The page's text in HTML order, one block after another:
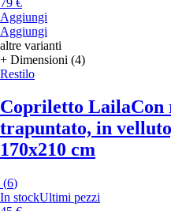
Aggiungi
Aggiungi
altre varianti
+ Dimensioni (4)
Restilo
Copriletto LailaCon
trapuntato, in
170x210 cm
(6)
In stockUltimi pezzi